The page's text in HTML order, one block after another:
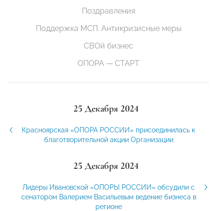
Поздравления
Поддержка МСП. Антикризисные меры
СВОй бизнес
ОПОРА — СТАРТ
25 Декабря 2024
Красноярская «ОПОРА РОССИИ» присоединилась к
благотворительной акции Организации
25 Декабря 2024
Лидеры Ивановской «ОПОРЫ РОССИИ» обсудили с
сенатором Валерием Васильевым ведение бизнеса в
регионе